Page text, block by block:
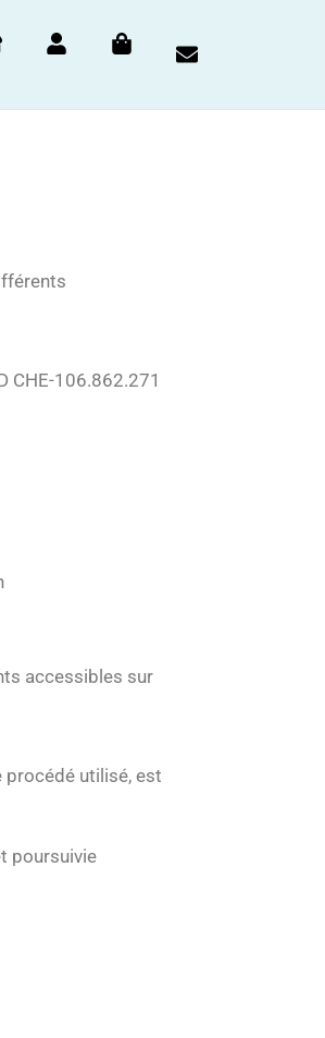
CHE-106.862.271
accessibles sur
utilisé, est
poursuivie